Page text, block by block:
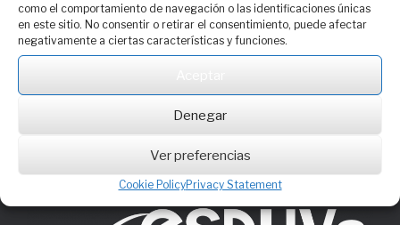
como el comportamiento de navegación o las identificaciones únicas
en este sitio. No consentir o retirar el consentimiento, puede afectar
negativamente a ciertas características y funciones.
Denegar
Ver preferencias
Cookie PolicyPrivacy Statement
Access>Admission criteria
Admission criteria